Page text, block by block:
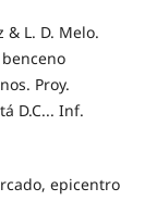
& L. D. Melo.
Proy.
D.C... Inf.
epicentro